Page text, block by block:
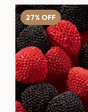
27% OFF